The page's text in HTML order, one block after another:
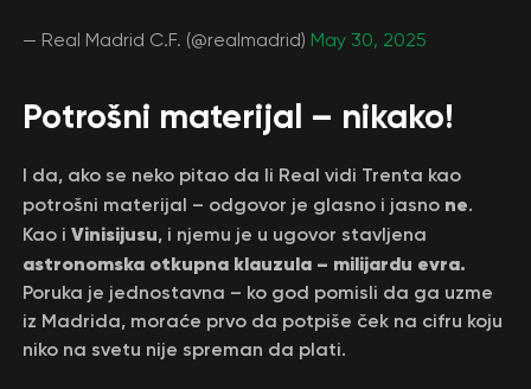
— Real Madrid C.F. (@realmadrid) May 30, 2025
Potrošni materijal – nikako!
I da, ako se neko pitao da li Real vidi Trenta kao
potrošni materijal – odgovor je glasno i jasno ne.
Kao i Vinisijusu, i njemu je u ugovor stavljena
astronomska otkupna klauzula – milijardu evra.
Poruka je jednostavna – ko god pomisli da ga uzme
iz Madrida, moraće prvo da potpiše ček na cifru koju
niko na svetu nije spreman da plati.